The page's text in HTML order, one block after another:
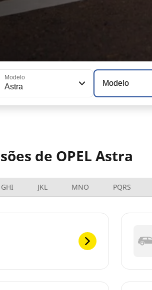
Modelo
Astra Modelo
de OPEL Astra
GHI JKL MNO PQRS